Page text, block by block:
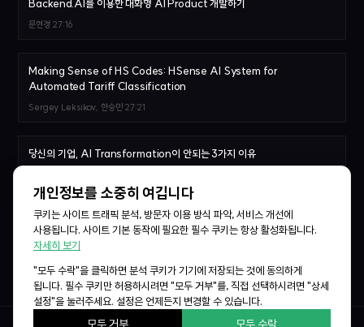
Backend.AI를 이용한 대화형 AI Product 개발하기
문현경 27:16
Making Sense of HS Codes: HSense AI System for
Automated Tariff Classification
Sergey Leksikov, 한승민 27:21
당신의 기업, AI Transformation이 안되는 3가지 이유
Agentic AI를 위한 MCP Sidecar sLM 학습기
이준범 28:07
개인정보를 소중히 여깁니다
쿠키는 사이트 트래픽 분석, 방문자 이용 방식 파악, 서비스 개선에
사용됩니다. 사이트 기본 동작에 필요한 필수 쿠키는 항상 활성화됩니다.
자세히 보기
"모두 수락"을 클릭하면 분석 쿠키가 기기에 저장되는 것에 동의하게
됩니다. 필수 쿠키만 허용하시려면 "모두 거부"를, 직접 선택하시려면 "상세
설정"을 눌러주세요. 설정은 언제든지 변경할 수 있습니다.
모두 거부 모두 수락